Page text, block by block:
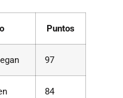
Puntos
97
84